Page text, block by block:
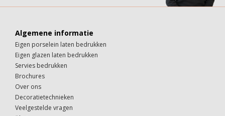
Algemene informatie
Eigen porselein laten bedrukken
Eigen glazen laten bedrukken
Servies bedrukken
Brochures
Over ons
Decoratietechnieken
Veelgestelde vragen